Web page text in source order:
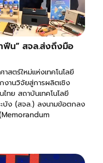
ฟีน” สจล.ส่งถึงมือ
สตร์ใหม่แห่งเทคโนโลยี
งานวิจัยสู่การผลิตเชิง
ย สถาบันเทคโนโลยี
บัง (สจล.) ลงนามข้อตกลง